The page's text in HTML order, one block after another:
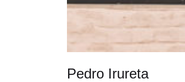
Pedro Irureta